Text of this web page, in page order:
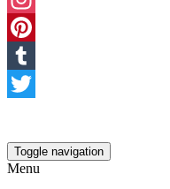
Instagram
Pinterest
Tumblr
Toggle navigation
Menu